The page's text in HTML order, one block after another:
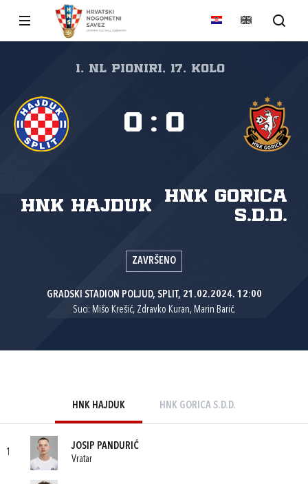
1. NL pioniri, 17. kolo
HNK Hajduk
HNK Gorica
s.d.d.
0 : 0
ZAVRŠENO
GRADSKI STADION POLJUD, SPLIT, 21.02.2024. 12:00
Suci: Mišo Krešić, Zdravko Kuran, Marin Barić.
HNK HAJDUK HNK GORICA S.D.D.
1
JOSIP PANDURIĆ
Vratar